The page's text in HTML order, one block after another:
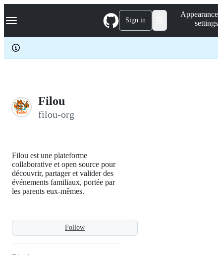
k
p
c
Navigation Menu Sign in
Appearance
settings
Filou
filou-org
Follow
Filou est une plateforme
collaborative et open source pour
découvrir, partager et valider des
événements familiaux, portée par
les parents eux-mêmes.